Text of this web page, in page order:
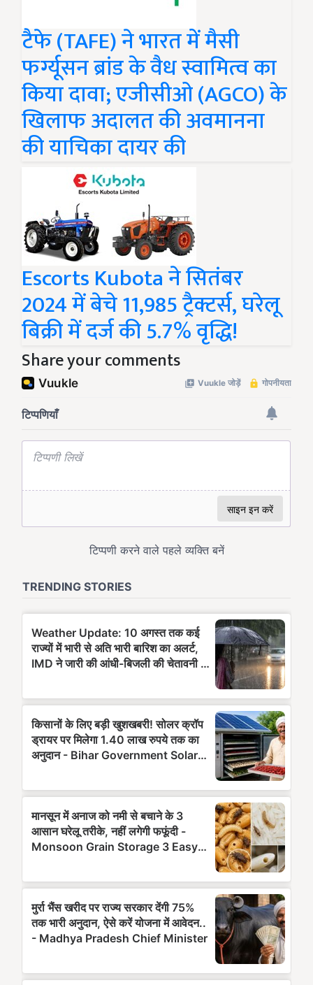
टैफे (TAFE) ने भारत में मैसी
फर्ग्यूसन ब्रांड के वैध स्वामित्व का
किया दावा; एजीसीओ (AGCO) के
खिलाफ अदालत की अवमानना
की याचिका दायर की
Escorts Kubota ने सितंबर
2024 में बेचे 11,985 ट्रैक्टर्स, घरेलू
बिक्री में दर्ज की 5.7% वृद्धि!
Share your comments